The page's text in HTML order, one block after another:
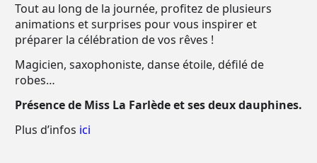
Tout au long de la journée, profitez de plusieurs
animations et surprises pour vous inspirer et
préparer la célébration de vos rêves !
Magicien, saxophoniste, danse étoile, défilé de
robes…
Présence de Miss La Farlède et ses deux dauphines.
Plus d’infos ici